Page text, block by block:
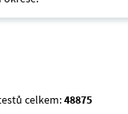
celkem:48875